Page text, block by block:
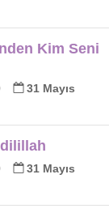
Kim Seni
31 Mayıs
31 Mayıs